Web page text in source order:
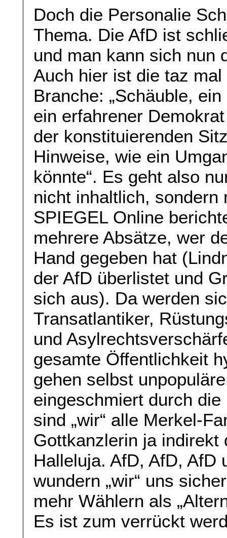
Doch die Personalie
Thema. Die AfD ist
und man kann sich nun
Auch hier ist die taz
Branche: „Schäuble,
ein erfahrener
der konstituierenden
Hinweise, wie ein
könnte“. Es geht also
nicht inhaltlich,
SPIEGEL Online
mehrere Absätze, wer
Hand gegeben hat
der AfD überlistet und
sich aus). Da werden
Transatlantiker,
und
gesamte Öffentlichkeit
gehen selbst
eingeschmiert durch
sind „wir“ alle Merkel-
Gottkanzlerin ja indirekt
Halleluja. AfD, AfD, AfD
wundern „wir“ uns
mehr Wählern als
Es ist zum verrückt